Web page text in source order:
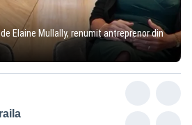
Elaine Mullally, renumit antreprenor din